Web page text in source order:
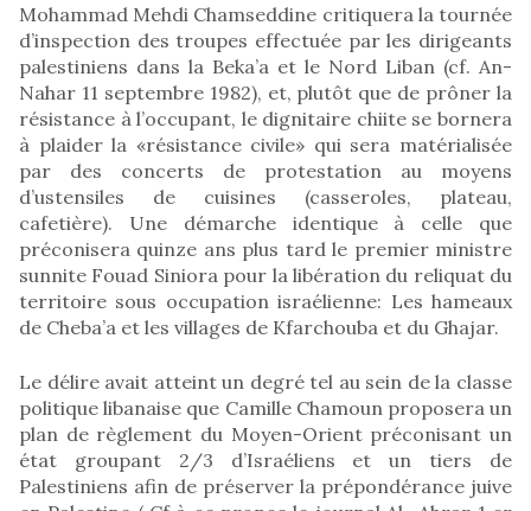
Mohammad Mehdi Chamseddine critiquera la tournée
d’inspection des troupes effectuée par les dirigeants
palestiniens dans la Beka’a et le Nord Liban (cf. An-
Nahar 11 septembre 1982), et, plutôt que de prôner la
résistance à l’occupant, le dignitaire chiite se bornera
à plaider la «résistance civile» qui sera matérialisée
par des concerts de protestation au moyens
d’ustensiles de cuisines (casseroles, plateau,
cafetière). Une démarche identique à celle que
préconisera quinze ans plus tard le premier ministre
sunnite Fouad Siniora pour la libération du reliquat du
territoire sous occupation israélienne: Les hameaux
de Cheba’a et les villages de Kfarchouba et du Ghajar.
Le délire avait atteint un degré tel au sein de la classe
politique libanaise que Camille Chamoun proposera un
plan de règlement du Moyen-Orient préconisant un
état groupant 2/3 d’Israéliens et un tiers de
Palestiniens afin de préserver la prépondérance juive